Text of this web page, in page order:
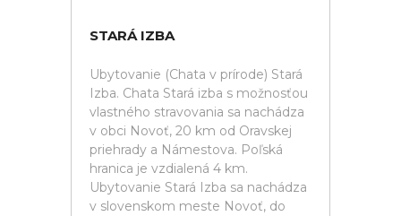
STARÁ IZBA
Ubytovanie (Chata v prírode) Stará
Izba. Chata Stará izba s možnosťou
vlastného stravovania sa nachádza
v obci Novoť, 20 km od Oravskej
priehrady a Námestova. Poľská
hranica je vzdialená 4 km.
Ubytovanie Stará Izba sa nachádza
v slovenskom meste Novoť, do